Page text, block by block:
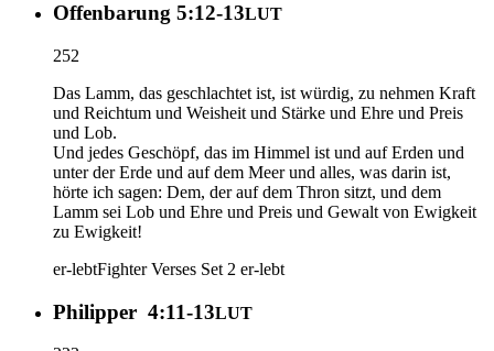
Offenbarung 5:12-13LUT
252
Das Lamm, das geschlachtet ist, ist würdig, zu nehmen Kraft
und Reichtum und Weisheit und Stärke und Ehre und Preis
und Lob.
Und jedes Geschöpf, das im Himmel ist und auf Erden und
unter der Erde und auf dem Meer und alles, was darin ist,
hörte ich sagen: Dem, der auf dem Thron sitzt, und dem
Lamm sei Lob und Ehre und Preis und Gewalt von Ewigkeit
zu Ewigkeit!
er-lebtFighter Verses Set 2 er-lebt
Philipper 4:11-13LUT